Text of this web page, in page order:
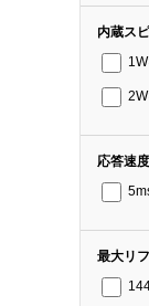
内蔵ス
応答速
最大リ